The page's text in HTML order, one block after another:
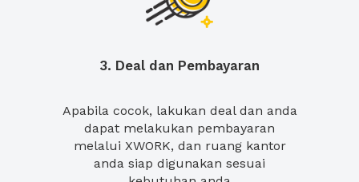
3. Deal dan Pembayaran
Apabila cocok, lakukan deal dan anda
dapat melakukan pembayaran
melalui XWORK, dan ruang kantor
anda siap digunakan sesuai